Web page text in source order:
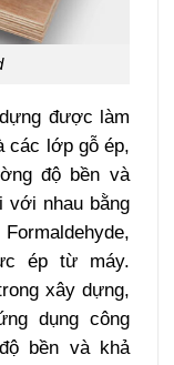
được làm
các lớp gỗ ép,
độ bền và
với nhau bằng
,
ép từ máy.
xây dựng,
dụng công
bền và khả